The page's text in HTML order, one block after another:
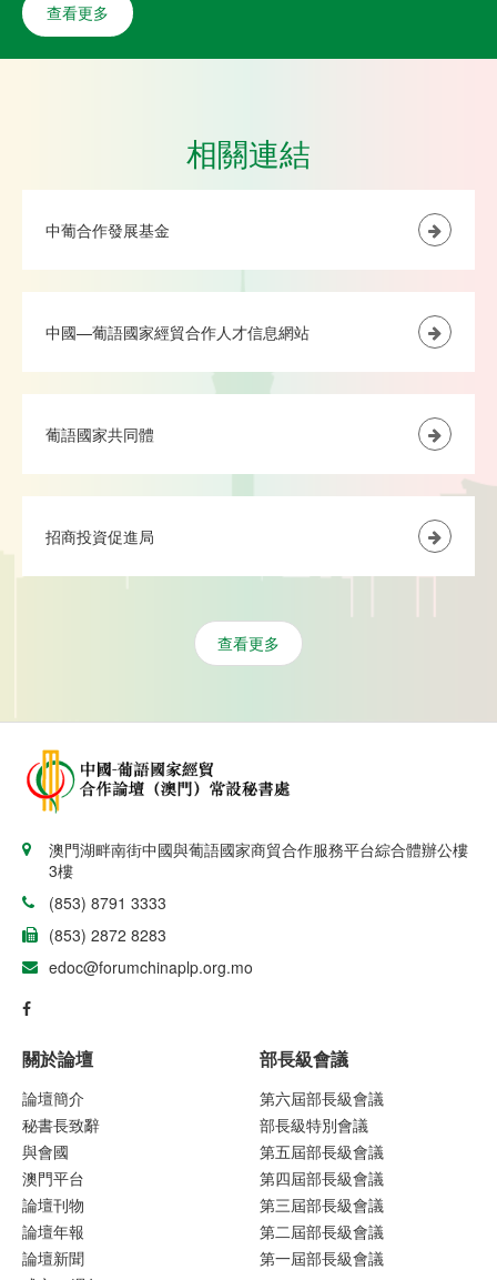
查看更多
相關連結
中葡合作發展基金
中國—葡語國家經貿合作人才信息網站
葡語國家共同體
招商投資促進局
查看更多
澳門湖畔南街中國與葡語國家商貿合作服務平台綜合體辦公樓
3樓
(853) 8791 3333
(853) 2872 8283
edoc@forumchinaplp.org.mo
關於論壇
論壇簡介
秘書長致辭
與會國
澳門平台
論壇刊物
論壇年報
論壇新聞
部長級會議
第六屆部長級會議
部長級特別會議
第五屆部長級會議
第四屆部長級會議
第三屆部長級會議
第二屆部長級會議
第一屆部長級會議